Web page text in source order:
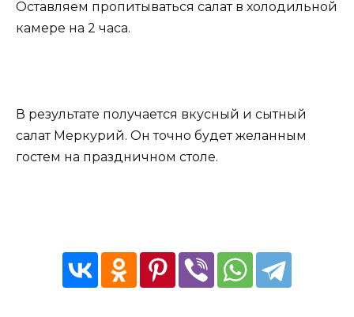
Оставляем пропитываться салат в холодильной
камере на 2 часа.
В результате получается вкусный и сытный
салат Меркурий. Он точно будет желанным
гостем на праздничном столе.